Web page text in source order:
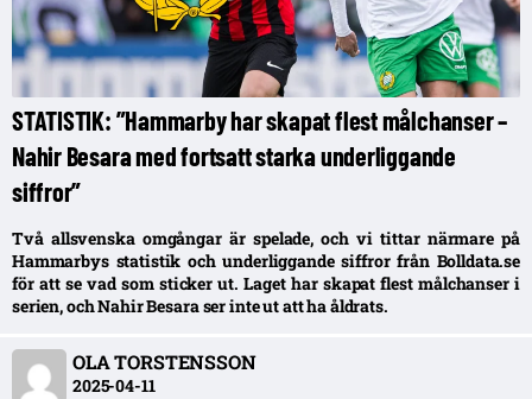
STATISTIK: ”Hammarby har skapat flest målchanser –
Nahir Besara med fortsatt starka underliggande
siffror”
Två allsvenska omgångar är spelade, och vi tittar närmare på
Hammarbys statistik och underliggande siffror från Bolldata.se
för att se vad som sticker ut. Laget har skapat flest målchanser i
serien, och Nahir Besara ser inte ut att ha åldrats.
OLA TORSTENSSON
2025-04-11